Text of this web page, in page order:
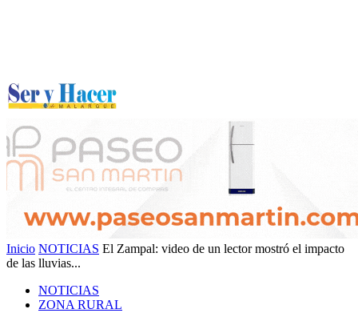
Inicio NOTICIAS El Zampal: video de un lector mostró el impacto
de las lluvias...
NOTICIAS
ZONA RURAL